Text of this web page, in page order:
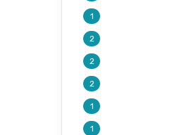
1
2
2
2
1
1